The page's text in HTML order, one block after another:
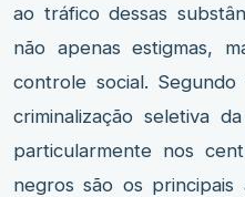
ao tráfico dessas
não apenas estigmas,
controle social.
criminalização seletiva
particularmente nos
negros são os